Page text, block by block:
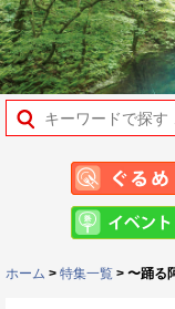
ホーム > 特集一覧 > 〜踊る